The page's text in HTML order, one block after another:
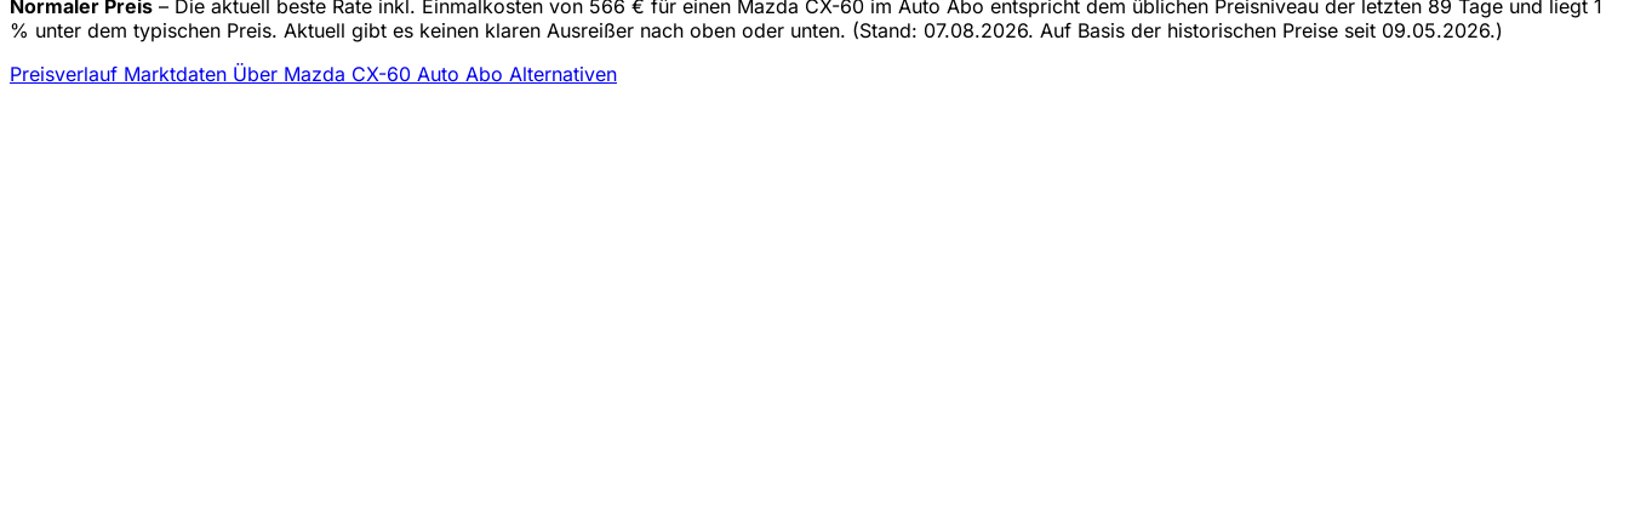
Normaler Preis – Die aktuell beste Rate inkl. Einmalkosten von 566 € für einen Mazda CX-60 im Auto Abo entspricht dem üblichen Preisniveau der letzten 89 Tage und liegt 1
% unter dem typischen Preis. Aktuell gibt es keinen klaren Ausreißer nach oben oder unten. (Stand: 07.08.2026. Auf Basis der historischen Preise seit 09.05.2026.)
Preisverlauf Marktdaten Über Mazda CX-60 Auto Abo Alternativen